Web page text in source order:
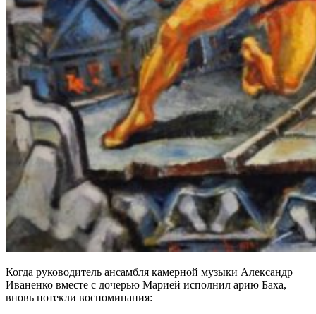
Когда руководитель ансамбля камерной музыки Александр
Иваненко вместе с дочерью Марией исполнил арию Баха,
вновь потекли воспоминания: